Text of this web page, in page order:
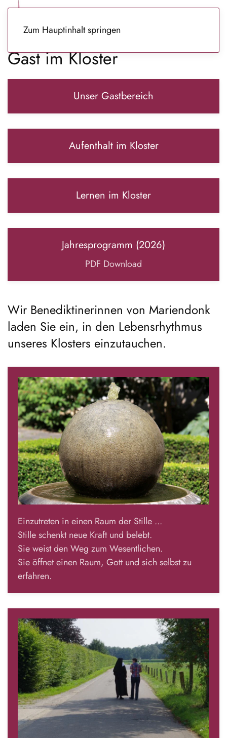
Zum Hauptinhalt springen
Gast im Kloster
Unser Gastbereich
Aufenthalt im Kloster
Lernen im Kloster
Jahresprogramm (2026)
PDF Download
Wir Benediktinerinnen von Mariendonk
laden Sie ein, in den Lebensrhythmus
unseres Klosters einzutauchen.
Einzutreten in einen Raum der Stille ...
Stille schenkt neue Kraft und belebt.
Sie weist den Weg zum Wesentlichen.
Sie öffnet einen Raum, Gott und sich selbst zu
erfahren.